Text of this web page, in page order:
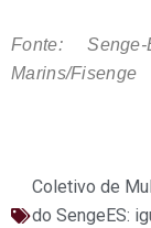
Fonte:
Marins/Fisenge
Coletivo de
do SengeES: